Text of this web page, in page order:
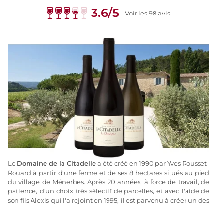
3.6/5 Voir les 98 avis
Le Domaine de la Citadelle a été créé en 1990 par Yves Rousset-
Rouard à partir d'une ferme et de ses 8 hectares situés au pied
du village de Ménerbes. Après 20 années, à force de travail, de
patience, d'un choix très sélectif de parcelles, et avec l'aide de
son fils Alexis qui l'a rejoint en 1995, il est parvenu à créer un des